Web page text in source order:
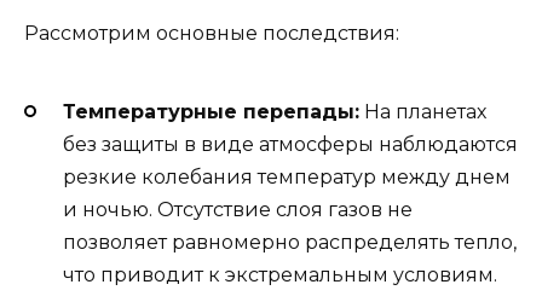
Рассмотрим основные последствия:
Температурные перепады: На планетах
без защиты в виде атмосферы наблюдаются
резкие колебания температур между днем
и ночью. Отсутствие слоя газов не
позволяет равномерно распределять тепло,
что приводит к экстремальным условиям.